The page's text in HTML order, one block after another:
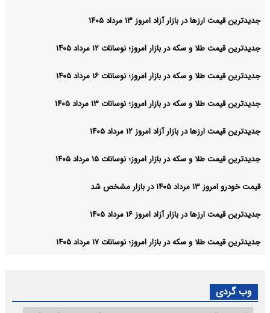
جدیدترین قیمت ارزها در بازار آزاد امروز ۱۳ مرداد ۱۴۰۵
جدیدترین قیمت طلا و سکه در بازار امروز؛ نوسانات ۱۲ مرداد ۱۴۰۵
جدیدترین قیمت طلا و سکه در بازار امروز؛ نوسانات ۱۶ مرداد ۱۴۰۵
جدیدترین قیمت طلا و سکه در بازار امروز؛ نوسانات ۱۳ مرداد ۱۴۰۵
جدیدترین قیمت ارزها در بازار آزاد امروز ۱۲ مرداد ۱۴۰۵
جدیدترین قیمت طلا و سکه در بازار امروز؛ نوسانات ۱۵ مرداد ۱۴۰۵
قیمت خودرو امروز ۱۳ مرداد ۱۴۰۵ در بازار مشخص شد
جدیدترین قیمت ارزها در بازار آزاد امروز ۱۶ مرداد ۱۴۰۵
جدیدترین قیمت طلا و سکه در بازار امروز؛ نوسانات ۱۷ مرداد ۱۴۰۵
وب گردی